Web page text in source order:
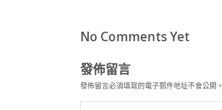
No Comments Yet
發佈留言
發佈留言必須填寫的電子郵件地址不會公開。